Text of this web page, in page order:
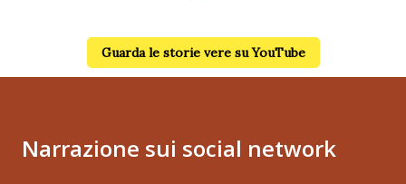
Guarda le storie vere su YouTube
Narrazione sui social network